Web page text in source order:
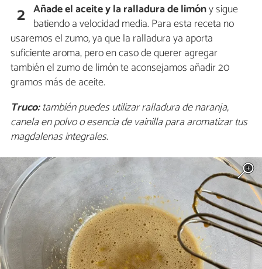
2 Añade el aceite y la ralladura de limóny sigue
batiendo a velocidad media. Para esta receta no
usaremos el zumo, ya que la ralladura ya aporta
suficiente aroma, pero en caso de querer agregar
también el zumo de limón te aconsejamos añadir 20
gramos más de aceite.
Truco:también puedes utilizar ralladura de naranja,
canela en polvo o esencia de vainilla para aromatizar tus
magdalenas integrales.